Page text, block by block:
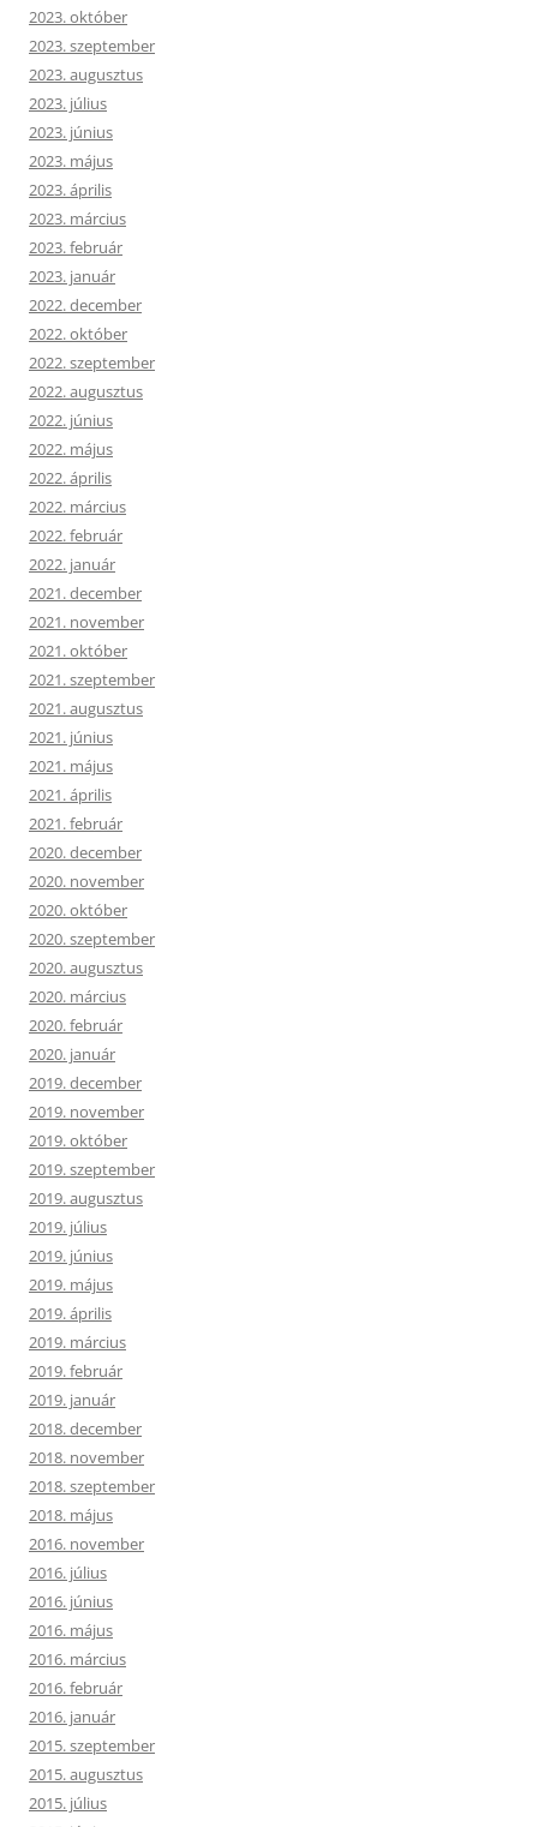
2023. október
2023. szeptember
2023. augusztus
2023. július
2023. június
2023. május
2023. április
2023. március
2023. február
2023. január
2022. december
2022. október
2022. szeptember
2022. augusztus
2022. június
2022. május
2022. április
2022. március
2022. február
2022. január
2021. december
2021. november
2021. október
2021. szeptember
2021. augusztus
2021. június
2021. május
2021. április
2021. február
2020. december
2020. november
2020. október
2020. szeptember
2020. augusztus
2020. március
2020. február
2020. január
2019. december
2019. november
2019. október
2019. szeptember
2019. augusztus
2019. július
2019. június
2019. május
2019. április
2019. március
2019. február
2019. január
2018. december
2018. november
2018. szeptember
2018. május
2016. november
2016. július
2016. június
2016. május
2016. március
2016. február
2016. január
2015. szeptember
2015. augusztus
2015. július